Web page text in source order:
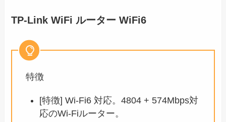
TP-Link WiFi ルーター WiFi6
特徴
[特徴] Wi-Fi6 対応。4804 + 574Mbps対
応のWi-Fiルーター。